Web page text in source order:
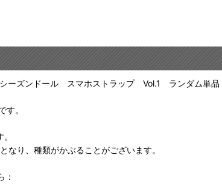
ーズンドール スマホストラップ Vol.1 ランダム単品
す。
なり、種類がかぶることがございます。
：